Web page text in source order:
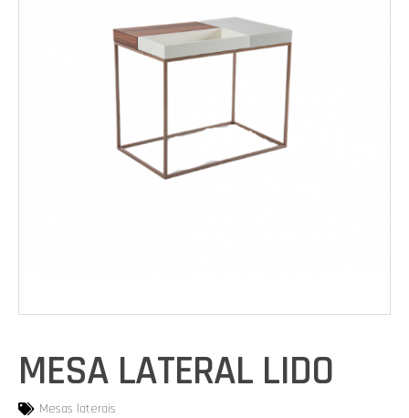
MESA LATERAL LIDO
Mesas laterais